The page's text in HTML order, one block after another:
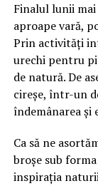
Finalul lunii
aproape vară,
Prin activități
urechi pentru
de natură. De
cireșe, într-un
îndemânarea și
Ca să ne
broșe sub
inspirația